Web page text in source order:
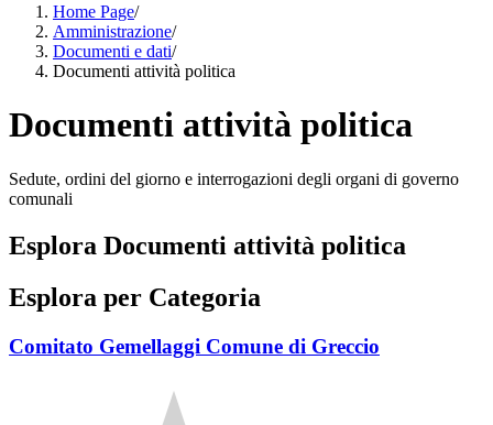
Home Page/
Amministrazione/
Documenti e dati/
Documenti attività politica
Documenti attività politica
Sedute, ordini del giorno e interrogazioni degli organi di governo
comunali
Esplora Documenti attività politica
Esplora per Categoria
Comitato Gemellaggi Comune di Greccio